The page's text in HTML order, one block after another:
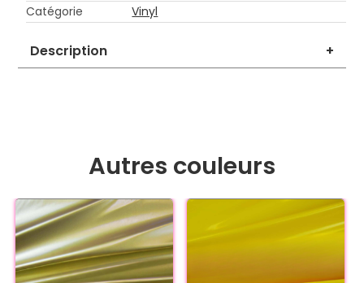
Catégorie
Vinyl
Description +
Autres couleurs